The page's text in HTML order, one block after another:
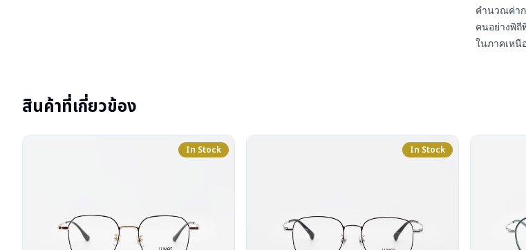
คำนวณค่า
คนอย่างพิถี
ในภาคเหนื
สินค้าที่เกี่ยวข้อง
In Stock In Stock